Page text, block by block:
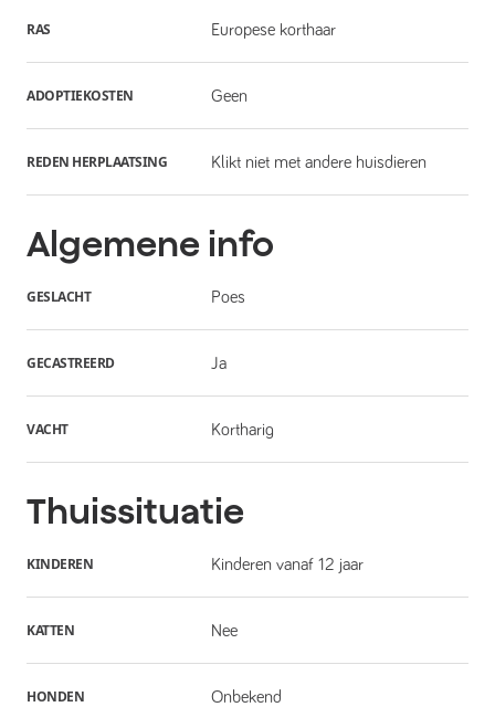
RAS Europese korthaar
ADOPTIEKOSTEN Geen
REDEN HERPLAATSING Klikt niet met andere huisdieren
Algemene info
GESLACHT Poes
GECASTREERD Ja
VACHT Kortharig
Thuissituatie
KINDEREN Kinderen vanaf 12 jaar
KATTEN Nee
HONDEN Onbekend